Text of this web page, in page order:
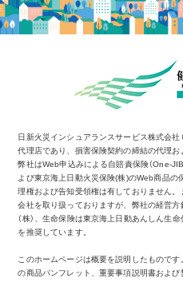
日新火災インシュアランスサービス株式会社
代理店であり、損害保険契約の締結の代理お
弊社はWeb申込みによる自賠責保険（One-
よび東京海上日動火災保険(株)のWeb商品
理権および告知受領権は有しておりません
会社を取り扱っておりますが、弊社の経営
（株）、生命保険は東京海上日動あんしん生
を推奨しています。
このホームページは概要を説明したもので
の商品パンフレット、重要事項説明書およ